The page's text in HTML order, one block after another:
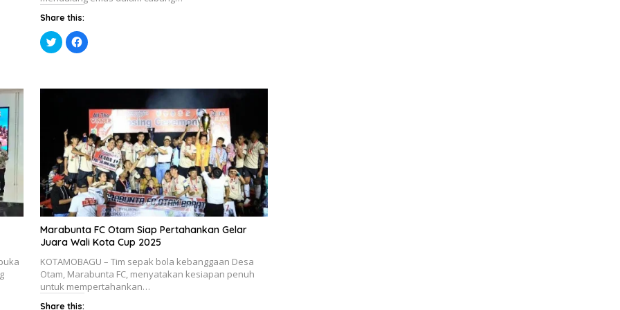
Share this:
K
l
t
g
i
p
a
d
a
T
w
t
t
e
(
M
e
m
b
u
K
l
t
m
m
b
a
g
k
a
n
d
i
F
c
e
b
o
k
(
M
e
m
Marabunta FC Otam Siap Pertahankan Gelar
Juara Wali Kota Cup 2025
KOTAMOBAGU – Tim sepak bola kebanggaan Desa
Otam, Marabunta FC, menyatakan kesiapan penuh
untuk mempertahankan…
Share this: